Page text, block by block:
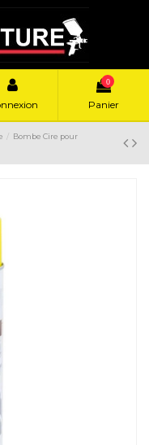
0
Panier
Bombe Cire pour